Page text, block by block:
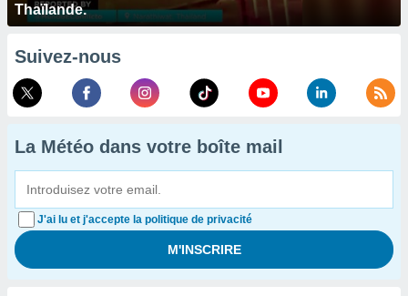
Thaïlande.
Suivez-nous
La Météo dans votre boîte mail
J'ai lu et j'accepte la politique de privacité